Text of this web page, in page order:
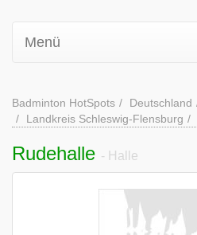
Menü
Badminton HotSpots Deutschland
Landkreis Schleswig-Flensburg
Rudehalle - Halle